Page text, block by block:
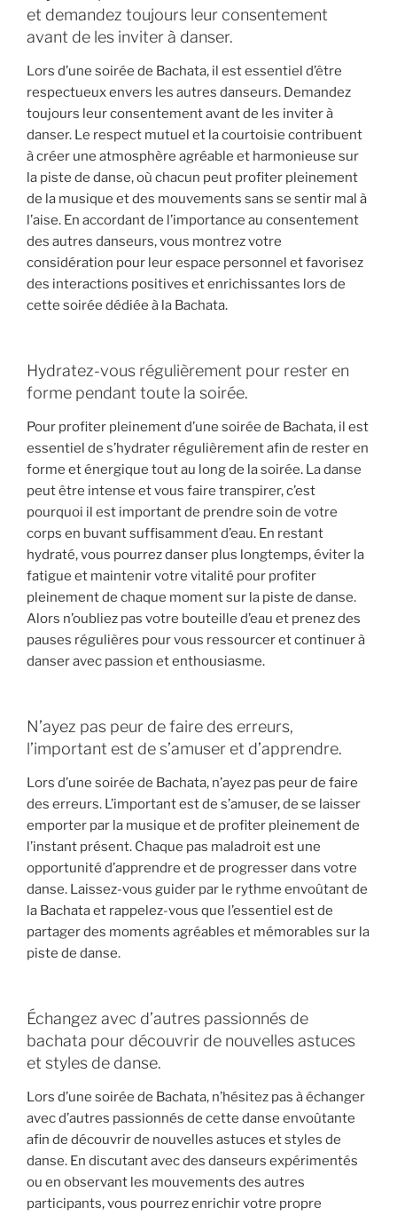
et demandez toujours leur consentement
avant de les inviter à danser.
Lors d’une soirée de Bachata, il est essentiel d’être
respectueux envers les autres danseurs. Demandez
toujours leur consentement avant de les inviter à
danser. Le respect mutuel et la courtoisie contribuent
à créer une atmosphère agréable et harmonieuse sur
la piste de danse, où chacun peut profiter pleinement
de la musique et des mouvements sans se sentir mal à
l’aise. En accordant de l’importance au consentement
des autres danseurs, vous montrez votre
considération pour leur espace personnel et favorisez
des interactions positives et enrichissantes lors de
cette soirée dédiée à la Bachata.
Hydratez-vous régulièrement pour rester en
forme pendant toute la soirée.
Pour profiter pleinement d’une soirée de Bachata, il est
essentiel de s’hydrater régulièrement afin de rester en
forme et énergique tout au long de la soirée. La danse
peut être intense et vous faire transpirer, c’est
pourquoi il est important de prendre soin de votre
corps en buvant suffisamment d’eau. En restant
hydraté, vous pourrez danser plus longtemps, éviter la
fatigue et maintenir votre vitalité pour profiter
pleinement de chaque moment sur la piste de danse.
Alors n’oubliez pas votre bouteille d’eau et prenez des
pauses régulières pour vous ressourcer et continuer à
danser avec passion et enthousiasme.
N’ayez pas peur de faire des erreurs,
l’important est de s’amuser et d’apprendre.
Lors d’une soirée de Bachata, n’ayez pas peur de faire
des erreurs. L’important est de s’amuser, de se laisser
emporter par la musique et de profiter pleinement de
l’instant présent. Chaque pas maladroit est une
opportunité d’apprendre et de progresser dans votre
danse. Laissez-vous guider par le rythme envoûtant de
la Bachata et rappelez-vous que l’essentiel est de
partager des moments agréables et mémorables sur la
piste de danse.
Échangez avec d’autres passionnés de
bachata pour découvrir de nouvelles astuces
et styles de danse.
Lors d’une soirée de Bachata, n’hésitez pas à échanger
avec d’autres passionnés de cette danse envoûtante
afin de découvrir de nouvelles astuces et styles de
danse. En discutant avec des danseurs expérimentés
ou en observant les mouvements des autres
participants, vous pourrez enrichir votre propre